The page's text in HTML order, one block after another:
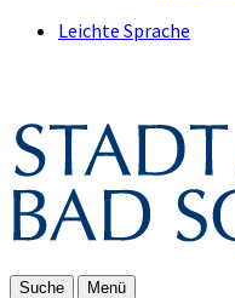
Leichte Sprache
Suche
Menü